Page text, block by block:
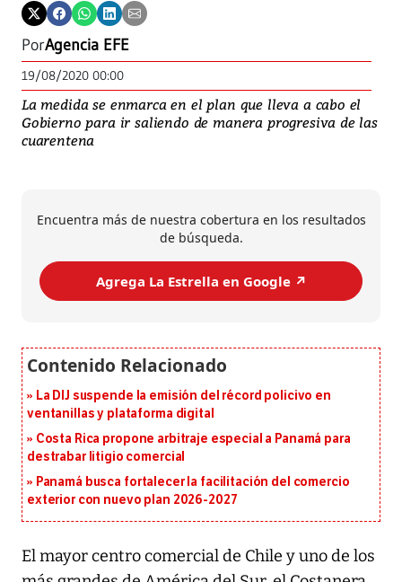
PorAgencia EFE
19/08/2020 00:00
La medida se enmarca en el plan que lleva a cabo el
Gobierno para ir saliendo de manera progresiva de las
cuarentena
Encuentra más de nuestra cobertura en los resultados
de búsqueda.
Agrega La Estrella en Google ↗️
La DIJ suspende la emisión del récord policivo en
ventanillas y plataforma digital
Costa Rica propone arbitraje especial a Panamá para
destrabar litigio comercial
Panamá busca fortalecer la facilitación del comercio
exterior con nuevo plan 2026-2027
El mayor centro comercial de Chile y uno de los